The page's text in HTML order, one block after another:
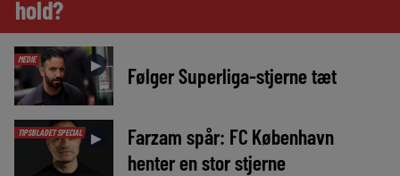
hold?
MEDIE ► Følger Superliga-stjerne tæt
TIPSBLADET SPECIAL ►
Farzam spår: FC København
henter en stor stjerne